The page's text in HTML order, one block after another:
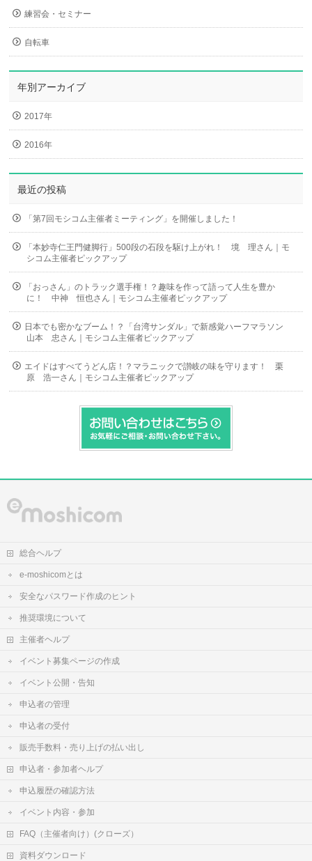
練習会・セミナー
自転車
年別アーカイブ
2017年
2016年
最近の投稿
「第7回モシコム主催者ミーティング」を開催しました！
「本妙寺仁王門健脚行」500段の石段を駆け上がれ！ 境 理さん｜モ
シコム主催者ピックアップ
「おっさん」のトラック選手権！？趣味を作って語って人生を豊か
に！ 中神 恒也さん｜モシコム主催者ピックアップ
日本でも密かなブーム！？「台湾サンダル」で新感覚ハーフマラソン
山本 忠さん｜モシコム主催者ピックアップ
エイドはすべてうどん店！？マラニックで讃岐の味を守ります！ 栗
原 浩一さん｜モシコム主催者ピックアップ
総合ヘルプ
e-moshicomとは
安全なパスワード作成のヒント
推奨環境について
主催者ヘルプ
イベント募集ページの作成
イベント公開・告知
申込者の管理
申込者の受付
販売手数料・売り上げの払い出し
申込者・参加者ヘルプ
申込履歴の確認方法
イベント内容・参加
FAQ（主催者向け）(クローズ）
資料ダウンロード